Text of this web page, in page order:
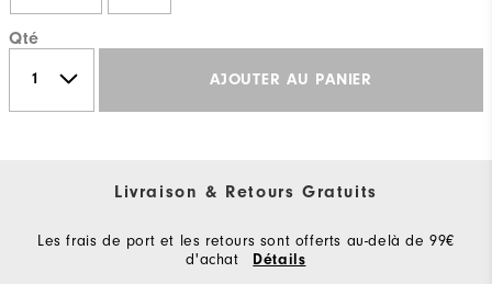
Qté
AJOUTER AU PANIER
Livraison & Retours Gratuits
Les frais de port et les retours sont offerts au-delà de 99€
d'achat
Détails